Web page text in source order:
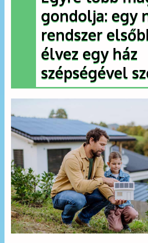
gondolja: egy
rendszer
élvez egy ház
szépségével